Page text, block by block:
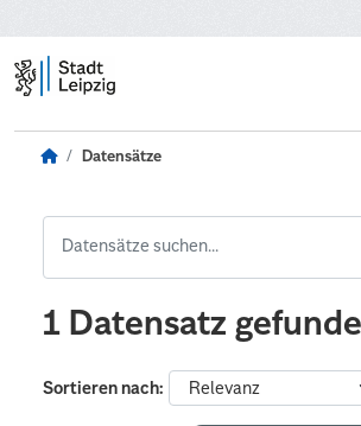
Datensätze
1 Datensatz
Sortieren nach